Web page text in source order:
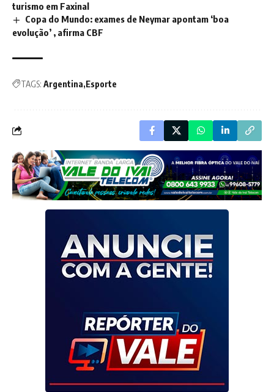
turismo em Faxinal
Copa do Mundo: exames de Neymar apontam ‘boa
evolução’ , afirma CBF
TAGS: Argentina Esporte